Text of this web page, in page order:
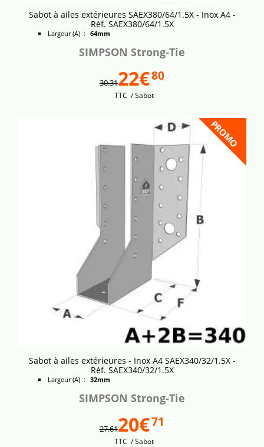
Sabot à ailes extérieures SAEX380/64/1.5X - Inox A4 -
Réf. SAEX380/64/1.5X
Largeur (A) : 64mm
SIMPSON Strong-Tie
30.3122€80
TTC / Sabot
Sabot à ailes extérieures - Inox A4 SAEX340/32/1.5X -
Réf. SAEX340/32/1.5X
Largeur (A) : 32mm
SIMPSON Strong-Tie
PROMO
27.6120€71
TTC / Sabot